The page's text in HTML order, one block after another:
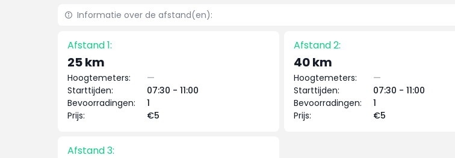
Informatie over de afstand(en):
Afstand 1:
25 km
Hoogtemeters:
—
Starttijden:
07:30 - 11:00
Bevoorradingen:
1
Prijs:
€5
Afstand 2:
40 km
Hoogtemeters:
—
Starttijden:
07:30 - 11:00
Bevoorradingen:
1
Prijs:
€5
Afstand 3: